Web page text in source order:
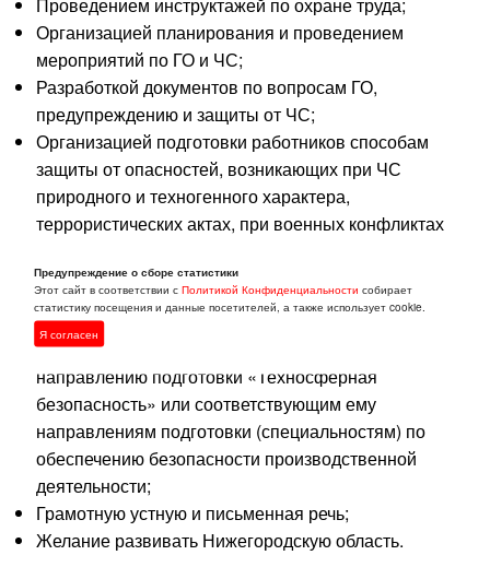
Организацией планирования и проведением
мероприятий по ГО и ЧС;
Разработкой документов по вопросам ГО,
предупреждению и защиты от ЧС;
Организацией подготовки работников способам
защиты от опасностей, возникающих при ЧС
природного и техногенного характера,
террористических актах, при военных конфликтах
Мы ждем от Вас:
Высшее профессиональное образование по
направлению подготовки «Техносферная
безопасность» или соответствующим ему
направлениям подготовки (специальностям) по
обеспечению безопасности производственной
деятельности;
Грамотную устную и письменная речь;
Желание развивать Нижегородскую область.
Предупреждение о сборе статистики
Этот сайт в соответствии сПолитикой Конфиденциальности собирает
статистику посещения и данные посетителей, а также использует cookie.
Я согласен